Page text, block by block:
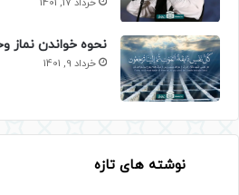
خرداد 17, 1401
نحوه خواندن
خرداد 9, 1401
نوشته های تازه